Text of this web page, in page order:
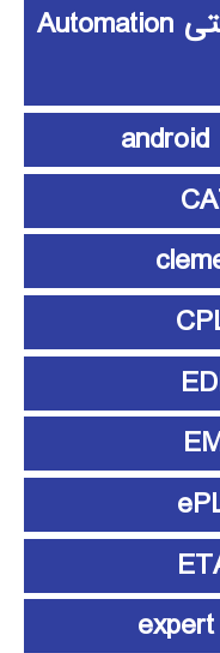
آموزش اتوماسیون صنعتی Automation